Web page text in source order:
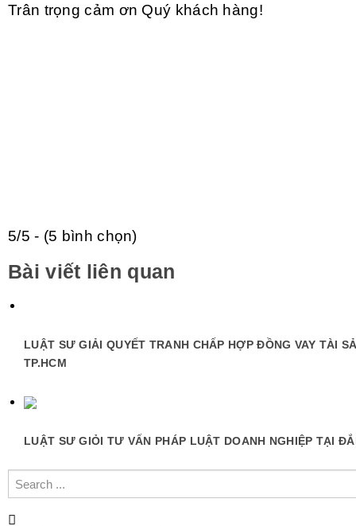
Trân trọng cảm ơn Quý khách hàng!
5/5 - (5 bình chọn)
Bài viết liên quan
LUẬT SƯ GIẢI QUYẾT TRANH CHẤP HỢP ĐỒNG VAY TÀI
TP.HCM
LUẬT SƯ GIỎI TƯ VẤN PHÁP LUẬT DOANH NGHIỆP TẠI